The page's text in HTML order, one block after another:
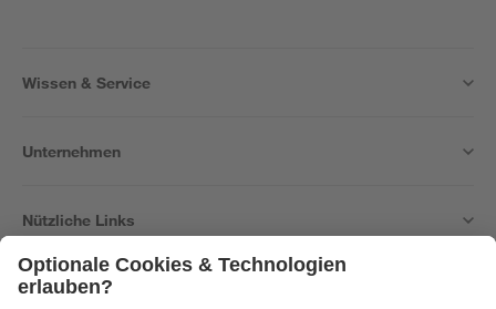
Wissen & Service
Unternehmen
Nützliche Links